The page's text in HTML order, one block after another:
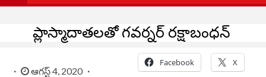
ప్లాస్మాదాతలతో గవర్నర్ రక్షాబంధన్
ఆగస్ట్ 4, 2020
Facebook X